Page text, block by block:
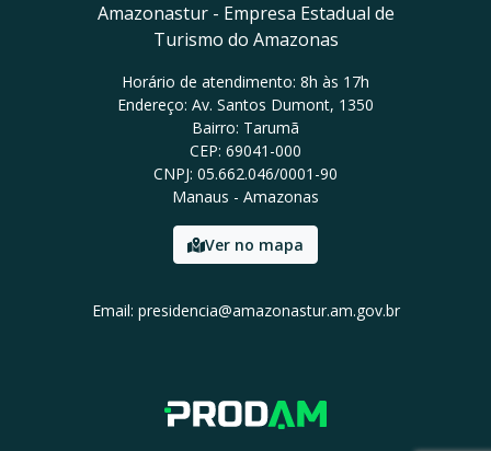
Amazonastur - Empresa Estadual de
Turismo do Amazonas
Horário de atendimento: 8h às 17h
Endereço: Av. Santos Dumont, 1350
Bairro: Tarumã
CEP: 69041-000
CNPJ: 05.662.046/0001-90
Manaus - Amazonas
Ver no mapa
Email: presidencia@amazonastur.am.gov.br